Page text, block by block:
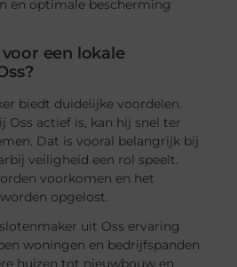
en optimale bescherming
een lokale
biedt duidelijke voordelen.
Oss actief is, kan hij snel ter
Dat is vooral belangrijk bij
veiligheid een rol speelt.
voorkomen en het
opgelost.
uit Oss ervaring
woningen en bedrijfspanden